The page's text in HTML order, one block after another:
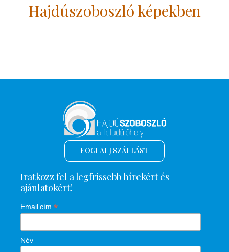
Hajdúszoboszló képekben
FOGLALJ SZÁLLÁST
Iratkozz fel a legfrissebb hírekért és
ajánlatokért!
Email cím *
Név